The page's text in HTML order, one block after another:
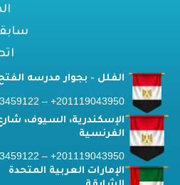
الفلل - بجوار مدرسه
201119043950+ – 201023459122+
الإسكندرية، السيوف،
الفرنسية
201119043950+ – 201023459122+
الإمارات العربية المتحدة